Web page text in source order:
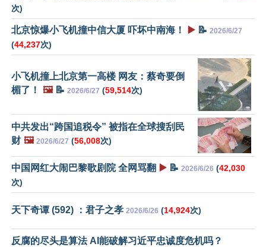
次)
北京惊爆小飞机撞中信大厦 吓坏中南海！ ▶️ 📝 2026/6/27
(44,237次)
小飞机撞上北京第一高楼 网友：蔡奇要倒
楣了！
🖼️📝 2026/6/27 (59,514次)
中共发出“跨国追税令” 被指在全球搜刮民
财 🖼️ 2026/6/27 (56,008次)
中国网红大闹巴黎歌剧院 全网骂翻 ▶️ 📝 2026/6/26 (42,030
次)
天下奇谭 (592) ：君子之孝 2026/6/26 (14,924次)
反腐的尽头是算法 AI能破解习近平忠诚度危机吗？